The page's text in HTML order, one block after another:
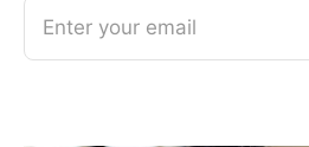
Enter your email